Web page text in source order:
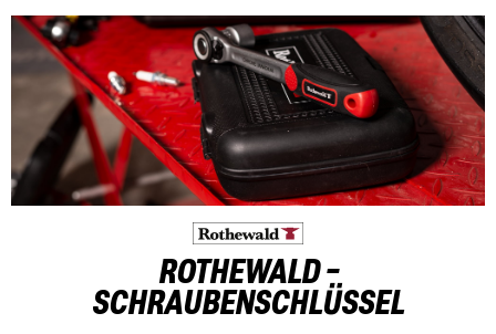
ROTHEWALD -
SCHRAUBENSCHLÜSSEL